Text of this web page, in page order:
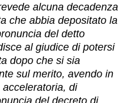
alcuna decadenza
che abbia depositato la
del detto
al giudice di potersi
dopo che si sia
sul merito, avendo in
di
del decreto di